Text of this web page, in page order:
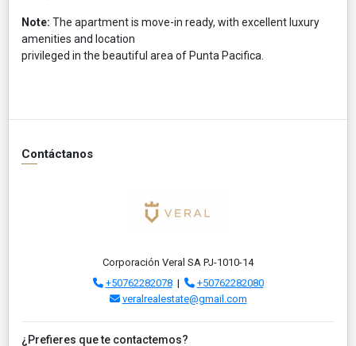
Note: The apartment is move-in ready, with excellent luxury
amenities and location
privileged in the beautiful area of ​​Punta Pacifica.
Contáctanos
Corporación Veral SA PJ-1010-14
+50762282078|
+50762282080
veralrealestate@gmail.com
¿Prefieres que te contactemos?